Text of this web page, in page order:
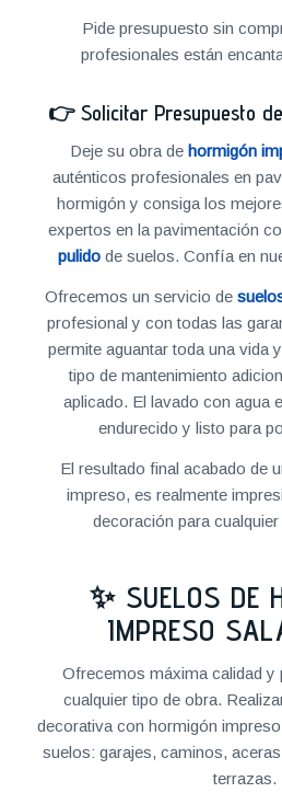
Pide presupuesto sin
profesionales están
👉 Solicitar Presupuesto
Deje su obra dehormigón
auténticos profesionales en
hormigón y consiga los
expertos en la pavimentación
pulido de suelos. Confía en
Ofrecemos un servicio de
profesional y con todas las
permite aguantar toda una vida
tipo de mantenimiento
aplicado. El lavado con agua
endurecido y listo para
El resultado final acabado de
impreso, es realmente
decoración para
✨ SUELOS DE
IMPRESO
Ofrecemos máxima calidad y
cualquier tipo de obra.
decorativa con hormigón
suelos: garajes, caminos,
terrazas.